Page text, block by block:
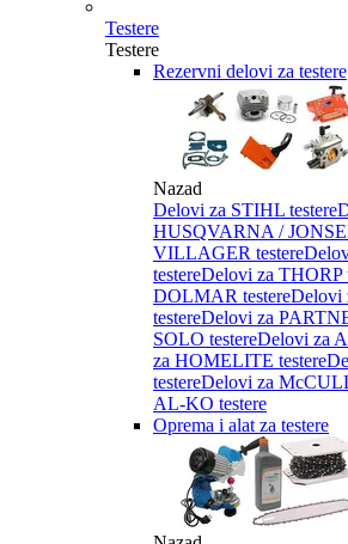
Testere
Testere
Rezervni delovi za testere
Nazad
Delovi za STIHL testere
HUSQVARNA /
VILLAGER testere
testereDelovi za THORP
DOLMAR testereDelovi
testereDelovi za
SOLO testereDelovi za
za HOMELITE testere
testereDelovi za
AL-KO testere
Oprema i alat za testere